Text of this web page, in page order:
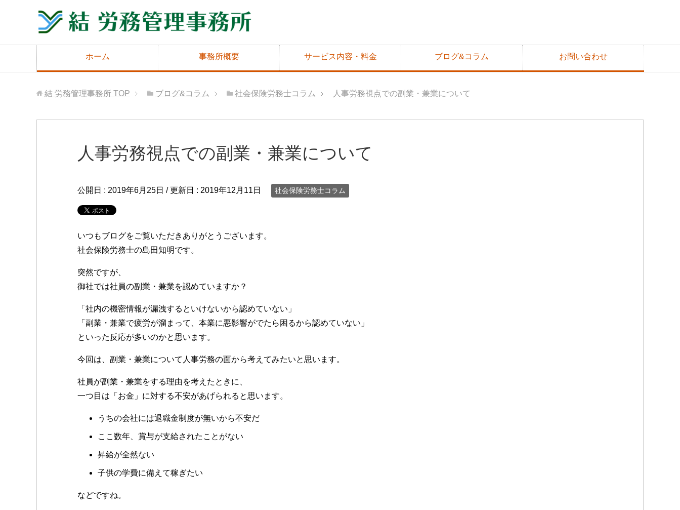
ホーム 事務所概要 サービス内容・料金 ブログ&コラム お問い合わせ
結 労務管理事務所 TOP ブログ&コラム 社会保険労務士コラム 人事労務視点での副業・兼業について
人事労務視点での副業・兼業について
公開日 : 2019年6月25日 / 更新日 : 2019年12月11日 社会保険労務士コラム
いつもブログをご覧いただきありがとうございます。
社会保険労務士の島田知明です。
突然ですが、
御社では社員の副業・兼業を認めていますか？
「社内の機密情報が漏洩するといけないから認めていない」
「副業・兼業で疲労が溜まって、本業に悪影響がでたら困るから認めていない」
といった反応が多いのかと思います。
今回は、副業・兼業について人事労務の面から考えてみたいと思います。
社員が副業・兼業をする理由を考えたときに、
一つ目は「お金」に対する不安があげられると思います。
うちの会社には退職金制度が無いから不安だ
ここ数年、賞与が支給されたことがない
昇給が全然ない
子供の学費に備えて稼ぎたい
などですね。